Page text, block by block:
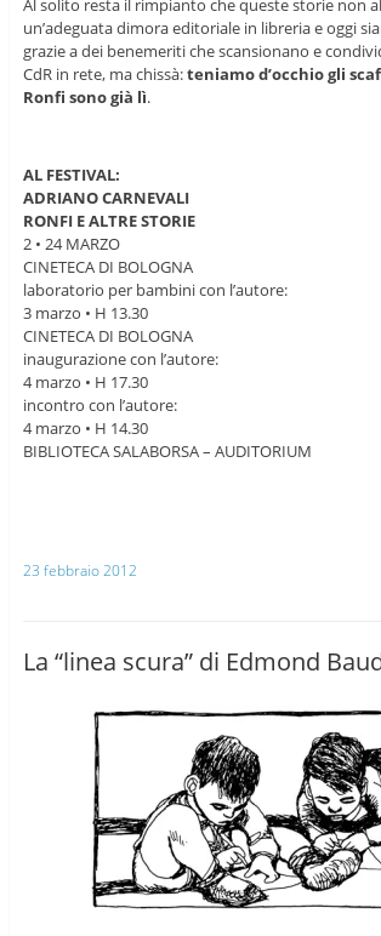
Al solito resta il rimpianto che queste storie non
un’adeguata dimora editoriale in libreria e oggi
grazie a dei benemeriti che scansionano e
CdR in rete, ma chissà:teniamo d’occhio gli
Ronfi sono già lì.
AL FESTIVAL:
ADRIANO CARNEVALI
RONFI E ALTRE STORIE
2 • 24 MARZO
CINETECA DI BOLOGNA
laboratorio per bambini con l’autore:
3 marzo • H 13.30
CINETECA DI BOLOGNA
inaugurazione con l’autore:
4 marzo • H 17.30
incontro con l’autore:
4 marzo • H 14.30
BIBLIOTECA SALABORSA – AUDITORIUM
23 febbraio 2012
La “linea scura” di Edmond